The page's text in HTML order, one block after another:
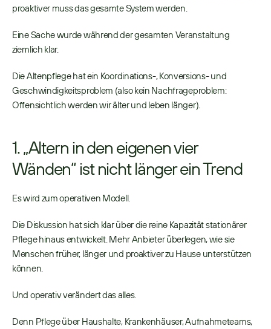
proaktiver muss das gesamte System werden.
Eine Sache wurde während der gesamten Veranstaltung
ziemlich klar.
Die Altenpflege hat ein Koordinations-, Konversions- und
Geschwindigkeitsproblem (also kein Nachfrageproblem:
Offensichtlich werden wir älter und leben länger).
1. „Altern in den eigenen vier
Wänden“ ist nicht länger ein Trend
Es wird zum operativen Modell.
Die Diskussion hat sich klar über die reine Kapazität stationärer
Pflege hinaus entwickelt. Mehr Anbieter überlegen, wie sie
Menschen früher, länger und proaktiver zu Hause unterstützen
können.
Und operativ verändert das alles.
Denn Pflege über Haushalte, Krankenhäuser, Aufnahmeteams,